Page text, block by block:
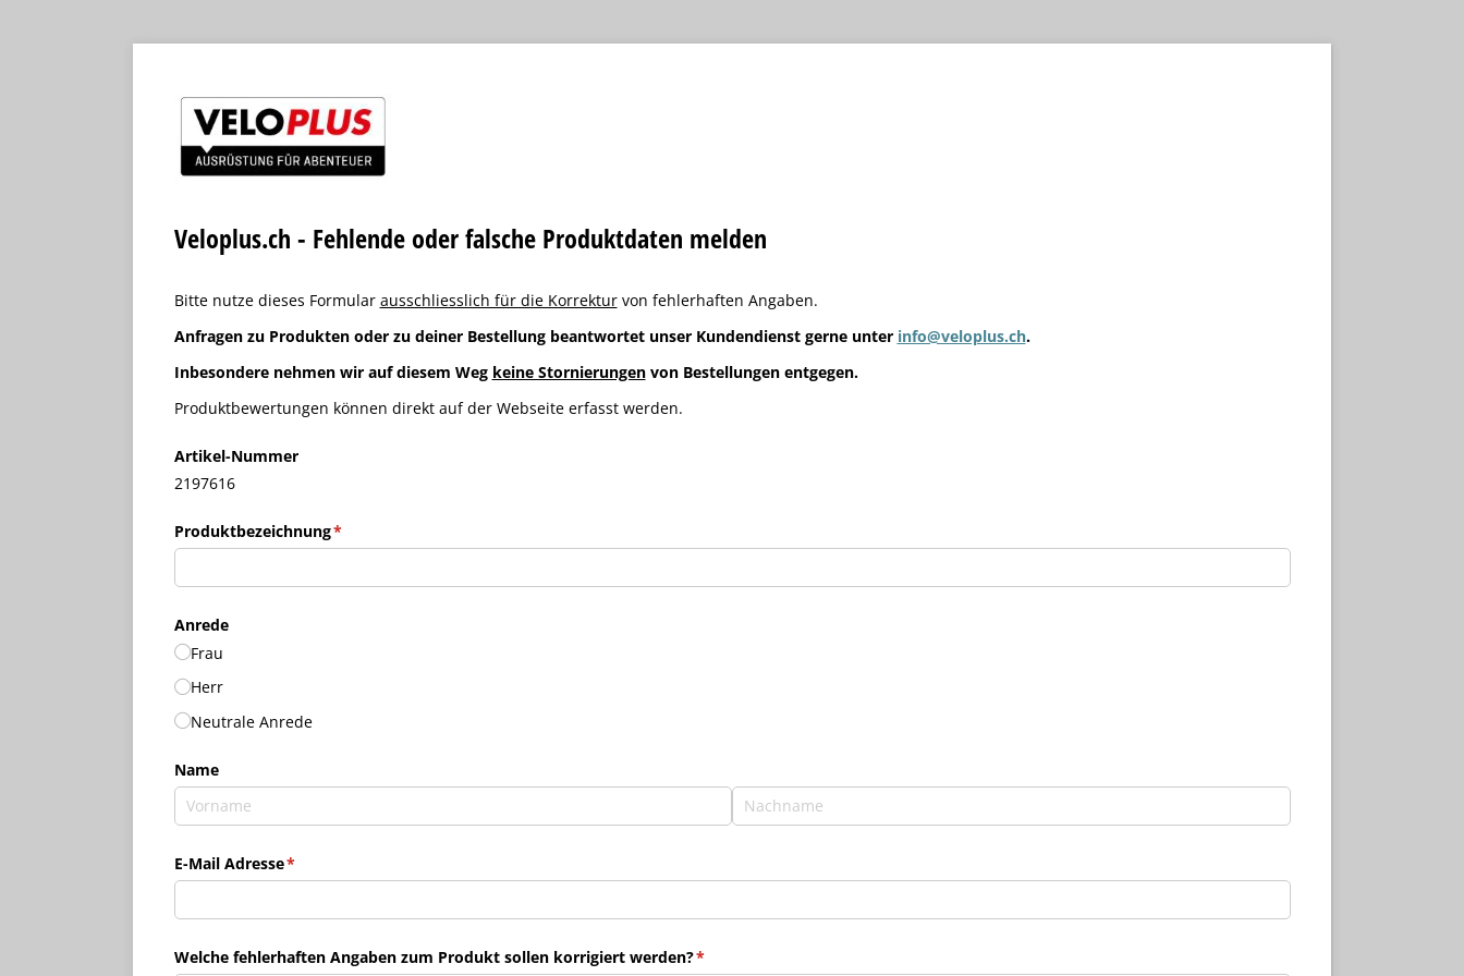
Veloplus.ch - Fehlende oder falsche Produktdaten melden
Bitte nutze dieses Formular ausschliesslich für die Korrekturvon fehlerhaften Angaben.
Anfragen zu Produkten oder zu deiner Bestellung beantwortet unser Kundendienst gerne unter info@veloplus.ch.
Inbesondere nehmen wir auf diesem Weg keine Stornierungenvon Bestellungen entgegen.
Produktbewertungen können direkt auf der Webseite erfasst werden.
Artikel-Nummer
2197616
Produktbezeichnung*
(erforderlich)
Anrede
Frau
Herr
Neutrale Anrede
Name
E-Mail Adresse*
(erforderlich)
Welche fehlerhaften Angaben zum Produkt sollen korrigiert werden?*
(erforderlich)